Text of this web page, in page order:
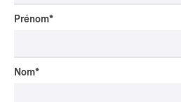
Valérie
Prénom*
Nom*